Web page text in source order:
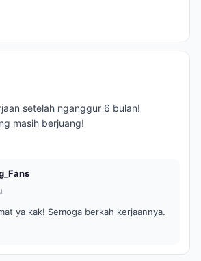
setelah nganggur 6 bulan!
masih berjuang!
ya kak! Semoga berkah kerjaannya.